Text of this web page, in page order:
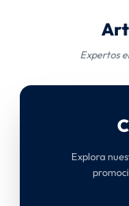
Expertos
Explora